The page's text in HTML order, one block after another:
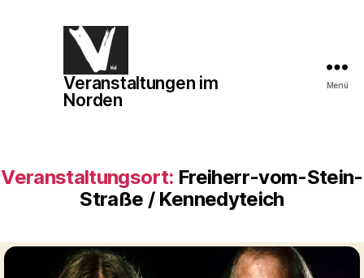
Veranstaltungen
im
Veranstaltungen im
Norden
Menü
Veranstaltungsort: Freiherr-vom-Stein-
Straße / Kennedyteich